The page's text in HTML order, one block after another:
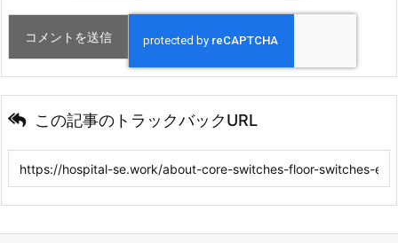
この記事のトラックバックURL